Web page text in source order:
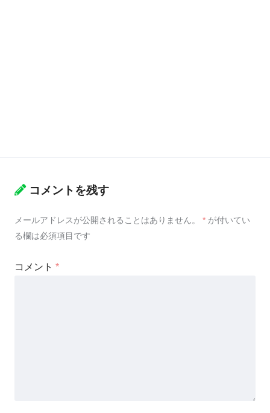
コメントを残す
メールアドレスが公開されることはありません。 * が付いてい
る欄は必須項目です
コメント *